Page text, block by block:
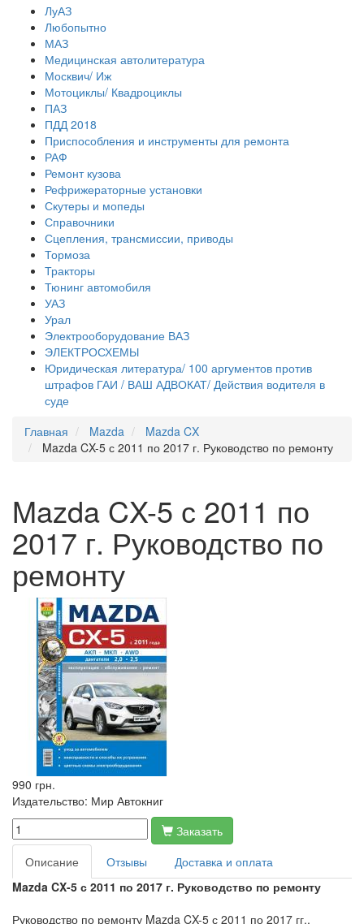
ЛуАЗ
Любопытно
МАЗ
Медицинская автолитература
Москвич/ Иж
Мотоциклы/ Квадроциклы
ПАЗ
ПДД 2018
Приспособления и инструменты для ремонта
РАФ
Ремонт кузова
Рефрижераторные установки
Скутеры и мопеды
Справочники
Сцепления, трансмиссии, приводы
Тормоза
Тракторы
Тюнинг автомобиля
УАЗ
Урал
Электрооборудование ВАЗ
ЭЛЕКТРОСХЕМЫ
Юридическая литература/ 100 аргументов против
штрафов ГАИ / ВАШ АДВОКАТ/ Действия водителя в
суде
Главная
Mazda
Mazda CX
Mazda CX-5 с 2011 по 2017 г. Руководство по ремонту
Mazda CX-5 с 2011 по
2017 г. Руководство по
ремонту
990 грн.
Издательство: Мир Автокниг
Заказать
Описание
Отзывы
Доставка и оплата
Mazda CX-5 с 2011 по 2017 г. Руководство по ремонту
Руководство по ремонту Mazda CX-5 с 2011 по 2017 гг.,